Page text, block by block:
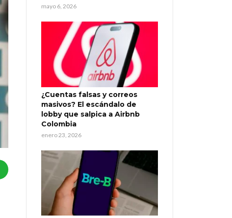
mayo 6, 2026
¿Cuentas falsas y correos
masivos? El escándalo de
lobby que salpica a Airbnb
Colombia
enero 23, 2026